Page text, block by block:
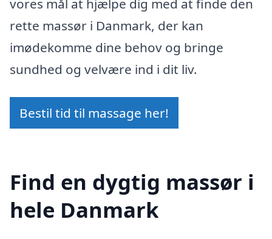
vores mål at hjælpe dig med at finde den
rette massør i Danmark, der kan
imødekomme dine behov og bringe
sundhed og velvære ind i dit liv.
Bestil tid til massage her!
Find en dygtig massør i
hele Danmark